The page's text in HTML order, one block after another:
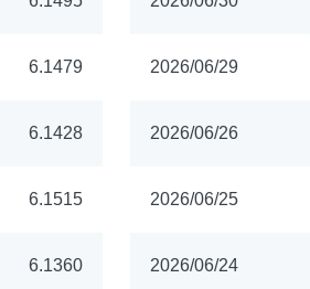
6.1479
6.1428
6.1515
6.1360
2026/06/29
2026/06/26
2026/06/25
2026/06/24